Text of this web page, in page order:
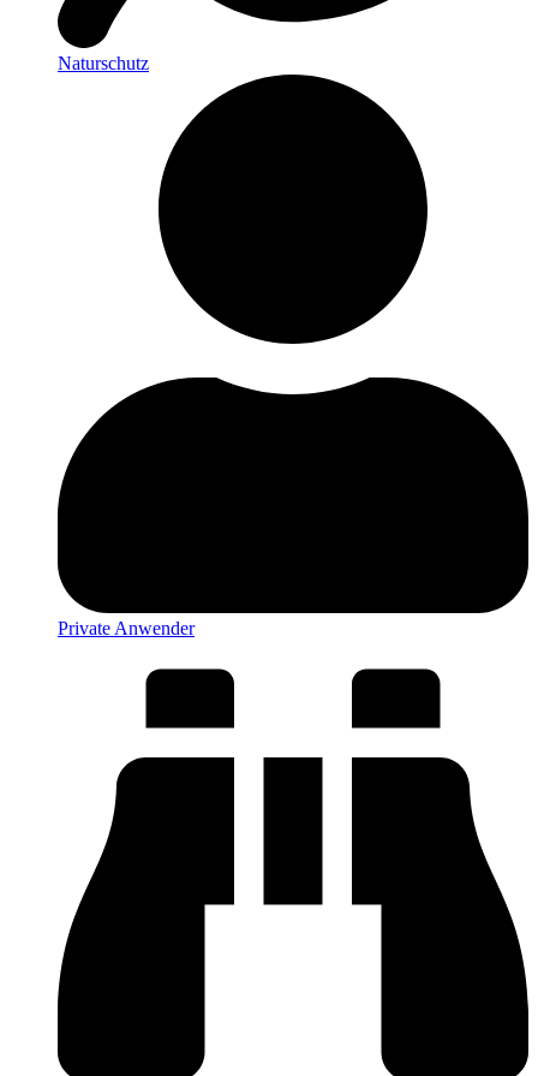
Naturschutz
Private Anwender